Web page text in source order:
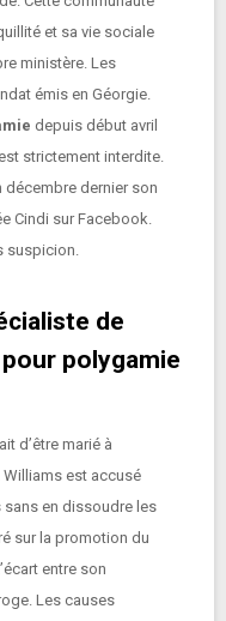
et sa vie sociale
ministère. Les
émis en Géorgie.
depuis début avril
strictement interdite.
dernier son
Cindi sur Facebook.
suspicion.
de
polygamie
d’être marié à
est accusé
sans en dissoudre les
sur la promotion du
entre son
Les causes